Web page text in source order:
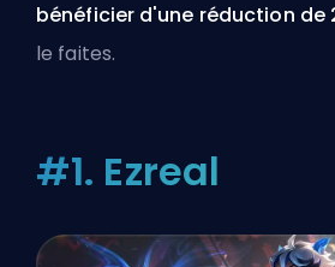
bénéficier d'une réduction de
le faites.
#1. Ezreal